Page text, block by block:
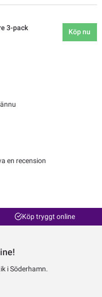
3-pack
Köp nu
en recension
Köp tryggt online
i Söderhamn.